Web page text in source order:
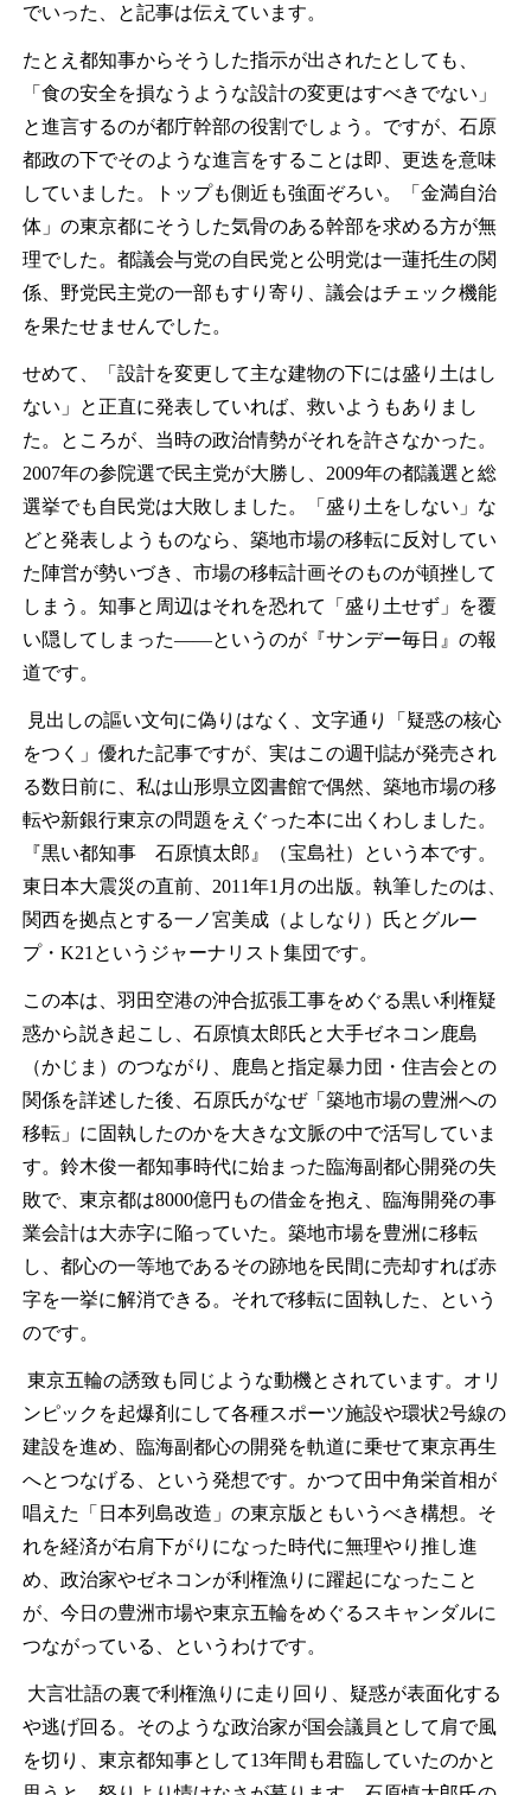
でいった、と記事は伝えています。
たとえ都知事からそうした指示が出されたとしても、
「食の安全を損なうような設計の変更はすべきでない」
と進言するのが都庁幹部の役割でしょう。ですが、石原
都政の下でそのような進言をすることは即、更迭を意味
していました。トップも側近も強面ぞろい。「金満自治
体」の東京都にそうした気骨のある幹部を求める方が無
理でした。都議会与党の自民党と公明党は一蓮托生の関
係、野党民主党の一部もすり寄り、議会はチェック機能
を果たせませんでした。
せめて、「設計を変更して主な建物の下には盛り土はし
ない」と正直に発表していれば、救いようもありまし
た。ところが、当時の政治情勢がそれを許さなかった。
2007年の参院選で民主党が大勝し、 2009年の都議選と総
選挙でも自民党は大敗しました。「盛り土をしない」な
どと発表しようものなら、築地市場の移転に反対してい
た陣営が勢いづき、市場の移転計画そのものが頓挫して
しまう。知事と周辺はそれを恐れて「盛り土せず」を覆
い隠してしまった――というのが『サンデー毎日』の報
道です。
見出しの謳い文句に偽りはなく、文字通り「疑惑の核心
をつく」優れた記事ですが、実はこの週刊誌が発売され
る数日前に、私は山形県立図書館で偶然、築地市場の移
転や新銀行東京の問題をえぐった本に出くわしました。
『黒い都知事 石原慎太郎』（宝島社）という本です。
東日本大震災の直前、 2011年1 月の出版。執筆したのは、
関西を拠点とする一ノ宮美成（よしなり）氏とグルー
プ・ K21 というジャーナリスト集団です。
この本は、羽田空港の沖合拡張工事をめぐる黒い利権疑
惑から説き起こし、石原慎太郎氏と大手ゼネコン鹿島
（かじま）のつながり、鹿島と指定暴力団・住吉会との
関係を詳述した後、石原氏がなぜ「築地市場の豊洲への
移転」に固執したのかを大きな文脈の中で活写していま
す。鈴木俊一都知事時代に始まった臨海副都心開発の失
敗で、東京都は8000億円もの借金を抱え、臨海開発の事
業会計は大赤字に陥っていた。築地市場を豊洲に移転
し、都心の一等地であるその跡地を民間に売却すれば赤
字を一挙に解消できる。それで移転に固執した、という
のです。
東京五輪の誘致も同じような動機とされています。オリ
ンピックを起爆剤にして各種スポーツ施設や環状2号線の
建設を進め、臨海副都心の開発を軌道に乗せて東京再生
へとつなげる、という発想です。かつて田中角栄首相が
唱えた「日本列島改造」の東京版ともいうべき構想。そ
れを経済が右肩下がりになった時代に無理やり推し進
め、政治家やゼネコンが利権漁りに躍起になったこと
が、今日の豊洲市場や東京五輪をめぐるスキャンダルに
つながっている、というわけです。
大言壮語の裏で利権漁りに走り回り、疑惑が表面化する
や逃げ回る。そのような政治家が国会議員として肩で風
を切り、東京都知事として13年間も君臨していたのかと